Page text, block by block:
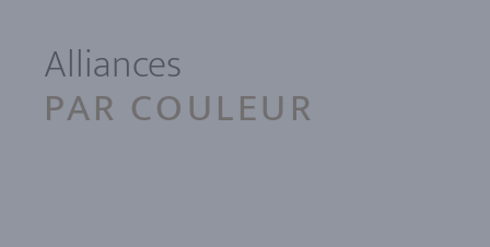
Alliances
PAR COULEUR